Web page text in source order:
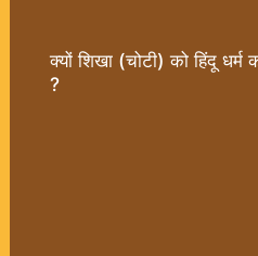
क्यों शिखा (चोटी) को हिंदू धर्म
?